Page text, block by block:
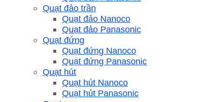
Quạt đảo trần
Quạt đảo Nanoco
Quạt đảo Panasonic
Quạt đứng
Quạt đứng Nanoco
Quạt đứng Panasonic
Quạt hút
Quạt hút Nanoco
Quạt hút Panasonic